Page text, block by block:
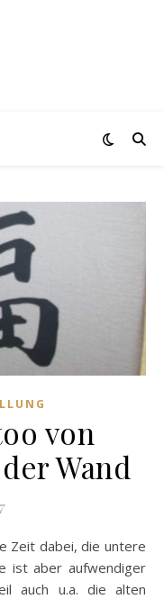
von
Wand
Zeit dabei, die untere
ist aber aufwendiger
auch u.a. die alten